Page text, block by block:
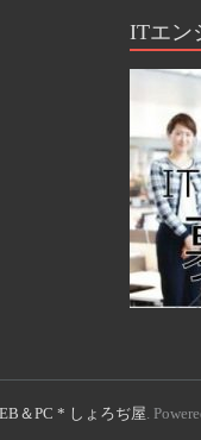
ITエン
＆PC * しょろぢ屋.